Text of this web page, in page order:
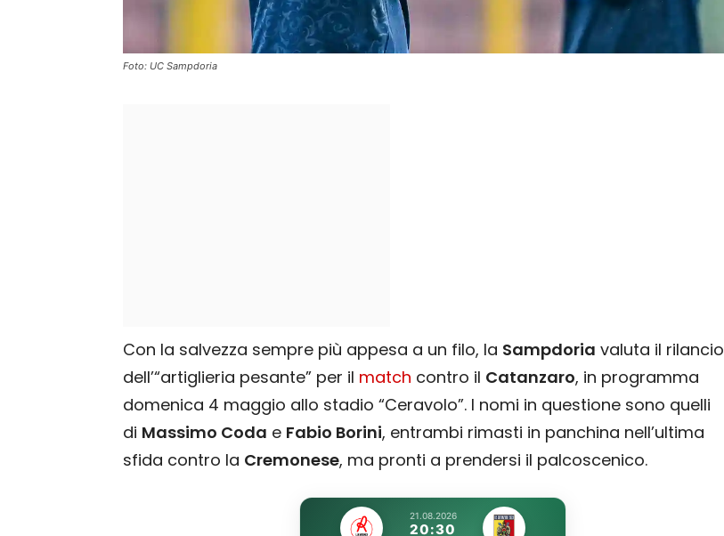
Foto: UC Sampdoria
Con la salvezza sempre più appesa a un filo, la Sampdoria valuta il rilancio
dell’“artiglieria pesante” per il match contro il Catanzaro, in programma
domenica 4 maggio allo stadio “Ceravolo”. I nomi in questione sono quelli
di Massimo Coda e Fabio Borini, entrambi rimasti in panchina nell’ultima
sfida contro la Cremonese, ma pronti a prendersi il palcoscenico.
21.08.2026
20:30